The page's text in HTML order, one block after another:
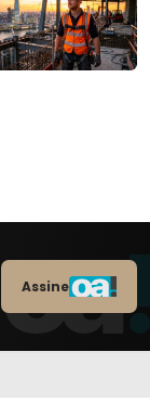
Assine